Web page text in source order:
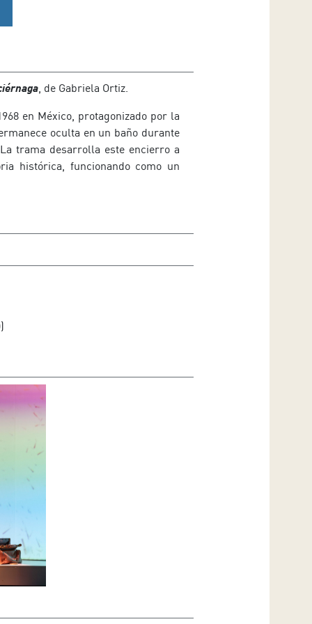
, de Gabriela Ortiz.
en México, protagonizado por la
oculta en un baño durante
trama desarrolla este encierro a
histórica, funcionando como un